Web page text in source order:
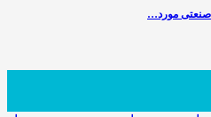
صنعتی مورد…